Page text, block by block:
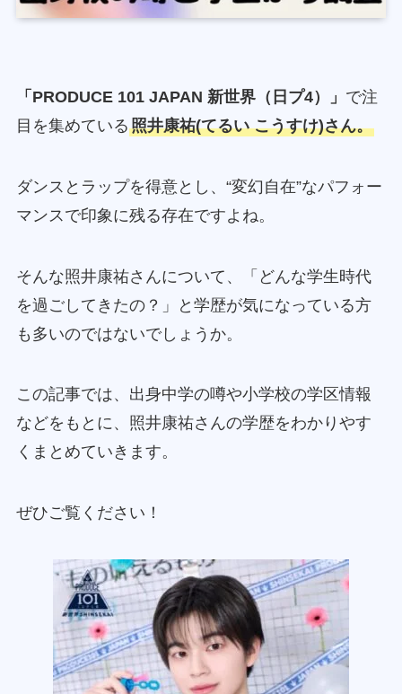
「PRODUCE 101 JAPAN 新世界（日プ4）」 で注
目を集めている照井康祐(てるい こうすけ)さん。
ダンスとラップを得意とし、“変幻自在”なパフォー
マンスで印象に残る存在ですよね。
そんな照井康祐さんについて、「どんな学生時代
を過ごしてきたの？」と学歴が気になっている方
も多いのではないでしょうか。
この記事では、出身中学の噂や小学校の学区情報
などをもとに、照井康祐さんの学歴をわかりやす
くまとめていきます。
ぜひご覧ください！